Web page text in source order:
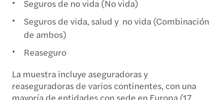
Seguros de no vida (No vida)
Seguros de vida, salud y no vida (Combinación
de ambos)
Reaseguro
La muestra incluye aseguradoras y
reaseguradoras de varios continentes, con una
mayoría de entidades con sede en Europa (17